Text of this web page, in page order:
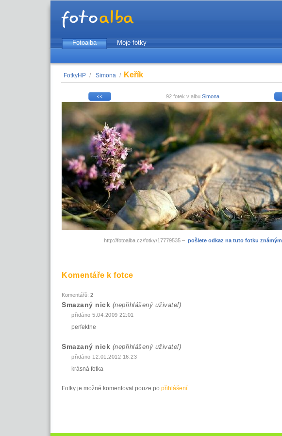
Fotoalba
Moje fotky
FotkyHP / Simona / Keřík
92 fotek v albu Simona
http://fotoalba.cz/fotky/17779535 – pošlete odkaz na tuto fotku známým
Komentáře k fotce
Komentářů: 2
Smazaný nick (nepřihlášený uživatel)
přidáno 5.04.2009 22:01
perfektne
Smazaný nick (nepřihlášený uživatel)
přidáno 12.01.2012 16:23
krásná fotka
Fotky je možné komentovat pouze po přihlášení.